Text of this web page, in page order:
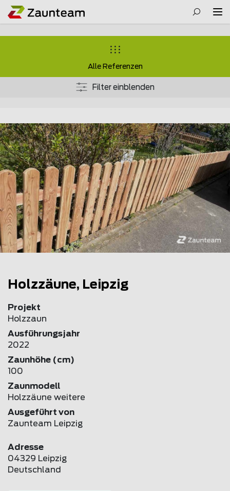
Alle Referenzen
Filter einblenden
Holzzäune, Leipzig
Projekt
Holzzaun
Ausführungsjahr
2022
Zaunhöhe (cm)
100
Zaunmodell
Holzzäune weitere
Ausgeführt von
Zaunteam Leipzig
Adresse
04329 Leipzig
Deutschland